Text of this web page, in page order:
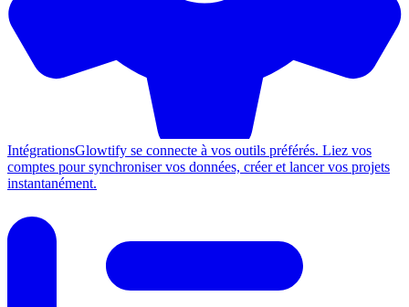
IntégrationsGlowtify se connecte à vos outils préférés. Liez vos
comptes pour synchroniser vos données, créer et lancer vos projets
instantanément.